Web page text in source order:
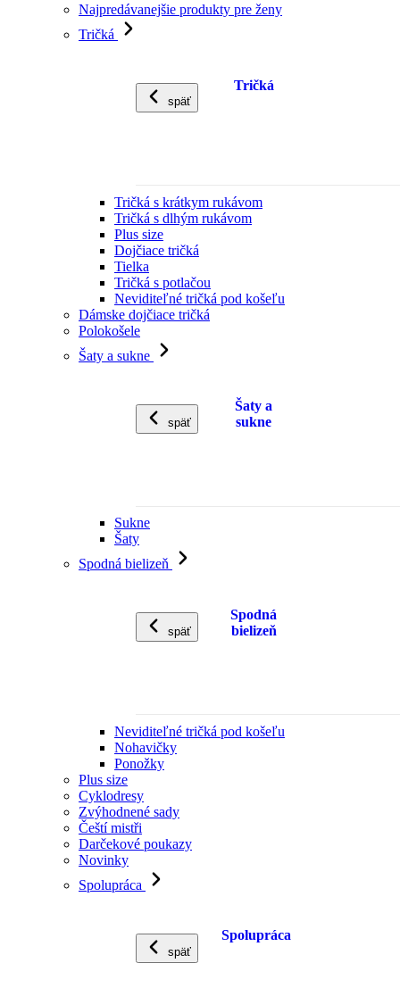
Najpredávanejšie produkty pre ženy
Tričká
späť
Tričká
Tričká s krátkym rukávom
Tričká s dlhým rukávom
Plus size
Dojčiace tričká
Tielka
Tričká s potlačou
Neviditeľné tričká pod košeľu
Dámske dojčiace tričká
Polokošele
Šaty a sukne
späť
Šaty a
sukne
Sukne
Šaty
Spodná bielizeň
späť
Spodná
bielizeň
Neviditeľné tričká pod košeľu
Nohavičky
Ponožky
Plus size
Cyklodresy
Zvýhodnené sady
Čeští mistři
Darčekové poukazy
Novinky
Spolupráca
späť
Spolupráca